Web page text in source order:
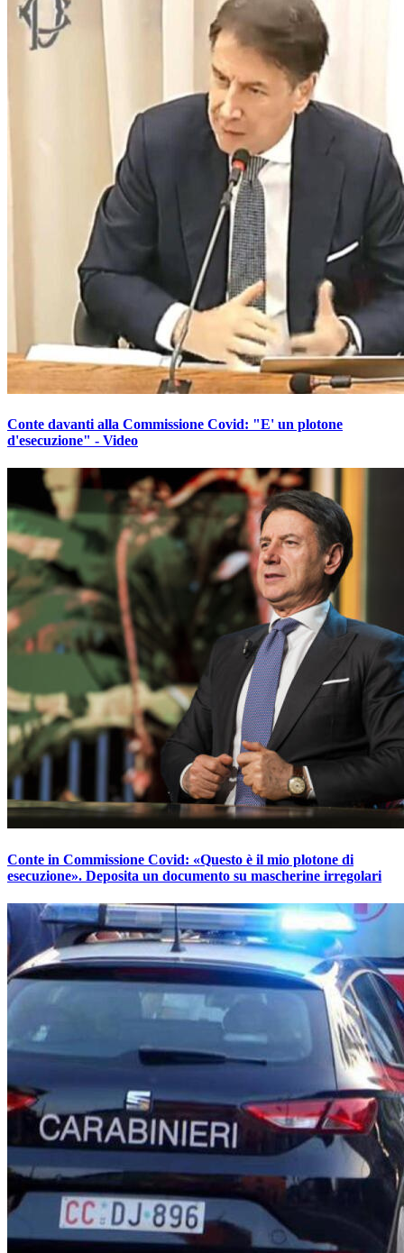
Conte davanti alla Commissione Covid: "E' un plotone
d'esecuzione" - Video
Conte in Commissione Covid: «Questo è il mio plotone di
esecuzione». Deposita un documento su mascherine irregolari